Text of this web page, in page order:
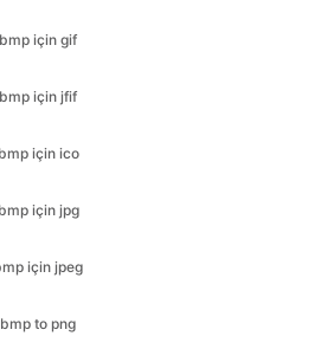
bmp için ico
bmp için jpg
bmp için jpeg
bmp to png
bmp için pdf
bmp to svg